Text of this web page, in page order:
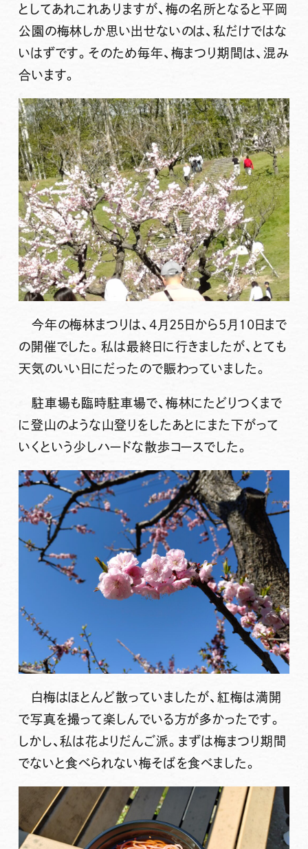
としてあれこれありますが、梅の名所となると平岡
公園の梅林しか思い出せないのは、私だけではな
いはずです。そのため毎年、梅まつり期間は、混み
合います。
今年の梅林まつりは、4月25日から5月10日まで
の開催でした。私は最終日に行きましたが、とても
天気のいい日にだったので賑わっていました。
駐車場も臨時駐車場で、梅林にたどりつくまで
に登山のような山登りをしたあとにまた下がって
いくという少しハードな散歩コースでした。
白梅はほとんど散っていましたが、紅梅は満開
で写真を撮って楽しんでいる方が多かったです。
しかし、私は花よりだんご派。まずは梅まつり期間
でないと食べられない梅そばを食べました。